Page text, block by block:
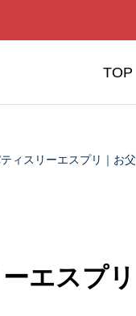
TOP
ィスリーエスプリ｜お
エスプ